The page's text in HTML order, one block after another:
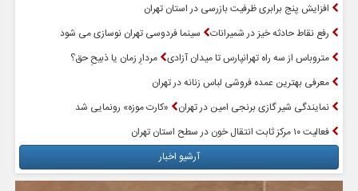
افزایش پنج برابری ظرفیت بازرسی در استان تهران
رفع نقاط حادثه خیز در شمیرانات
سینما فردوسی تهران نوسازی می شود
متروباس از سه راه تهرانپارس تا میدان آزادی مردارِ زمان یا ذبیحِ حق؟
معرفی بهترین عمده فروشی لباس زنانه در تهران
نمایندگی شیر گازی برنجی امین در تهران
«کارت موزه» رونمایی شد
فعالیت ۱۰ مرکز ثابت انتقال خون در سطح استان تهران
آرشیو اخبار